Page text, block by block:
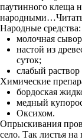
паутинного клеща
Народные средства:
молочная
настой из
суток;
слабый
Химические
бордоская
медный
Оксихом.
Опрыскивания
село. Так листья